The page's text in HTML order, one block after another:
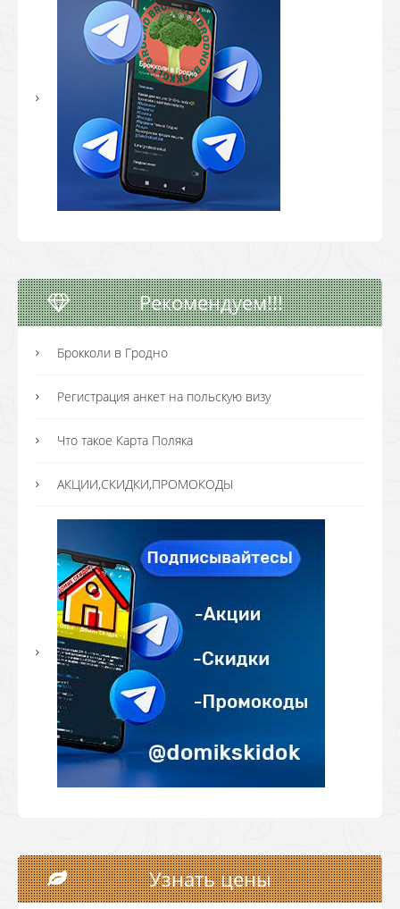
Рекомендуем!!!
Брокколи в Гродно
Регистрация анкет на польскую визу
Что такое Карта Поляка
АКЦИИ,СКИДКИ,ПРОМОКОДЫ
Узнать цены